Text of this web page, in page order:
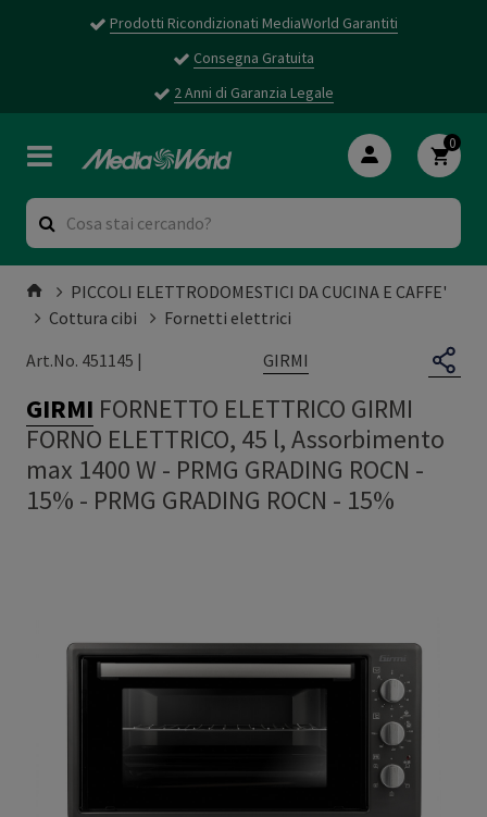
Prodotti Ricondizionati MediaWorld Garantiti
Consegna Gratuita
2 Anni di Garanzia Legale
0
PICCOLI ELETTRODOMESTICI DA CUCINA E CAFFE'
Cottura cibi
Fornetti elettrici
Art.No. 451145 |
GIRMI
GIRMI FORNETTO ELETTRICO GIRMI
FORNO ELETTRICO, 45 l, Assorbimento
max 1400 W - PRMG GRADING ROCN -
15% - PRMG GRADING ROCN - 15%